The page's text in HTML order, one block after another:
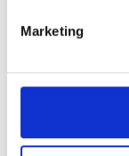
Marketing